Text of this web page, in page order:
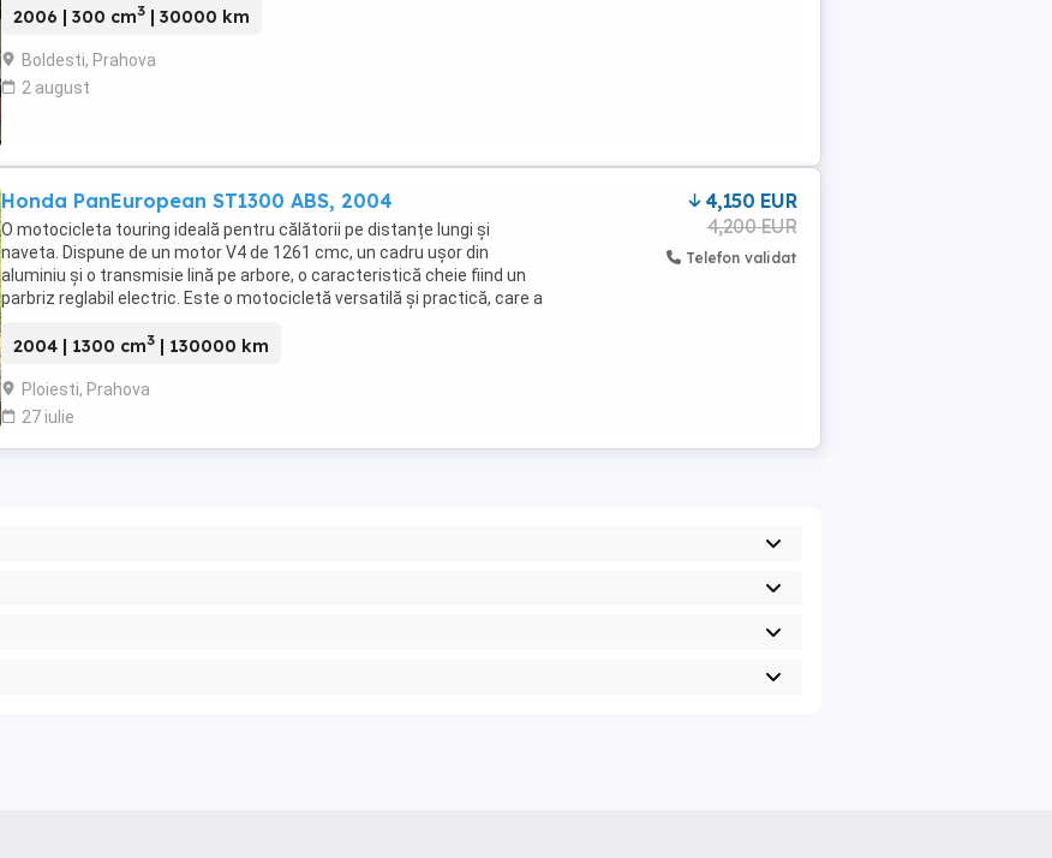
2006 | 300 cm3 | 30000 km
Boldesti, Prahova
2 august
Honda PanEuropean ST1300 ABS, 2004
O motocicleta touring ideală pentru călătorii pe distanțe lungi și
naveta. Dispune de un motor V4 de 1261 cmc, un cadru ușor din
aluminiu și o transmisie lină pe arbore, o caracteristică cheie fiind un
parbriz reglabil electric. Este o motocicletă versatilă și practică, care a
2004 | 1300 cm3 | 130000 km
Ploiesti, Prahova
27 iulie
4,150 EUR
4,200 EUR
Telefon validat